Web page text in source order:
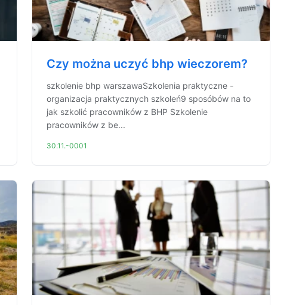
Czy można uczyć bhp wieczorem?
szkolenie bhp warszawaSzkolenia praktyczne -
organizacja praktycznych szkoleń9 sposóbów na to
jak szkolić pracowników z BHP Szkolenie
pracowników z be...
30.11.-0001